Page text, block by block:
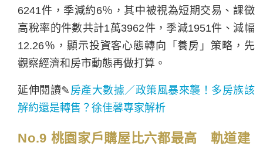
6241件，季減約6％，其中被視為短期交易、課徵
高稅率的件數共計1萬3962件，季減1951件、減幅
12.26％，顯示投資客心態轉向「養房」策略，先
觀察經濟和房市動態再做打算。
延伸閱讀✎ 房產大數據／政策風暴來襲！多房族該
解約還是轉售？徐佳馨專家解析
No.9 桃園家戶購屋比六都最高 軌道建